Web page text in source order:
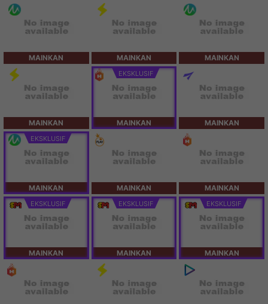
MAINKAN MAINKAN MAINKAN
MAINKAN
EKSKLUSIF
MAINKAN MAINKAN
EKSKLUSIF
MAINKAN MAINKAN MAINKAN
EKSKLUSIF
MAINKAN
EKSKLUSIF
MAINKAN
EKSKLUSIF
MAINKAN